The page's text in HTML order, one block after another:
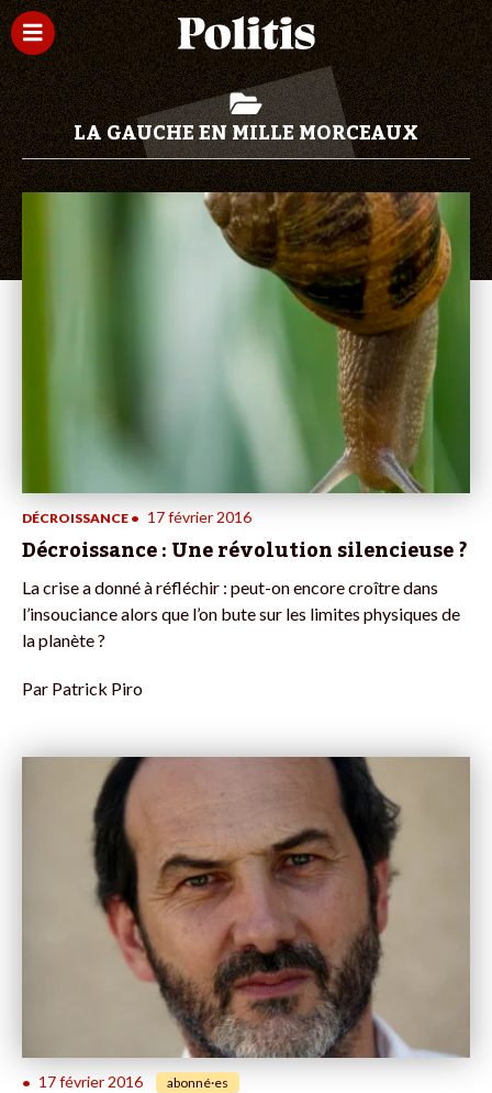
LA GAUCHE EN MILLE MORCEAUX
DÉCROISSANCE • 17 février 2016
Décroissance : Une révolution silencieuse ?
La crise a donné à réfléchir : peut-on encore croître dans
l’insouciance alors que l’on bute sur les limites physiques de
la planète ?
Par Patrick Piro
• 17 février 2016 abonné·es